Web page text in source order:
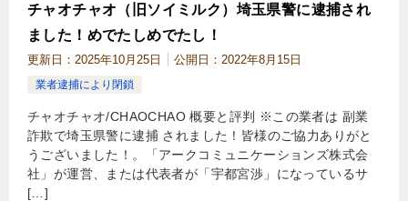
チャオチャオ（旧ソイミルク）埼玉県警に逮捕され
ました！めでたしめでたし！
更新日： 2025年10月25日 公開日： 2022年8月15日
業者逮捕により閉鎖
チャオチャオ/CHAOCHAO 概要と評判 ※この業者は 副業
詐欺で埼玉県警に逮捕 されました！皆様のご協力ありがと
うございました！。「アークコミュニケーションズ株式会
社」が運営、または代表者が「宇都宮渉」になっているサ
[…]